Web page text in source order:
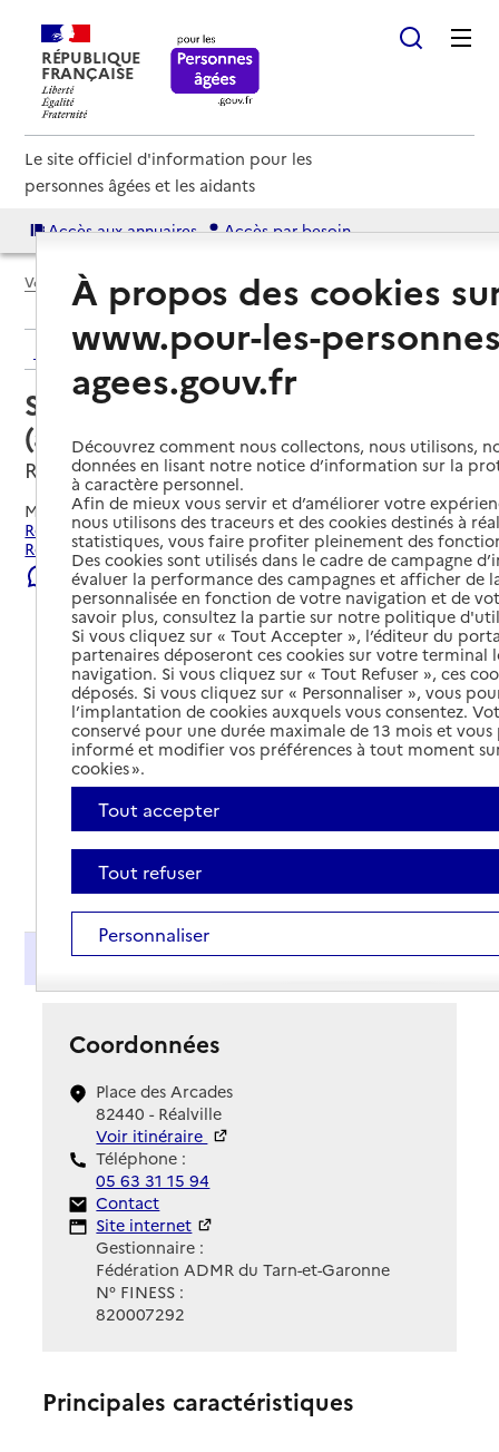
RÉPUBLIQUE
FRANÇAISE
Le site officiel d'information pour les
personnes âgées et les aidants
Accès aux annuaires Accès par besoin
Voir le fil d’Ariane
Retour aux résultats de l'annuaire
Service autonomie à domicile
(aide) – Services ADMR
Réalville, TARN-ET-GARONNE
Mis à jour le04/08/2026
Rechercher les établissements et services autour de
Réalville.
Signaler une erreur
Présentation
Coordonnées
Place des Arcades
82440 - Réalville
Voir itinéraire
Téléphone :
05 63 31 15 94
Contact
Contact
Site Internet
Site internet
Gestionnaire :
Fédération ADMR du Tarn-et-Garonne
N° FINESS :
820007292
Principales caractéristiques
À propos des cookies
www.pour-les-
agees.gouv.fr
Découvrez comment nous collectons, nous utilisons,
données en lisant notre notice d’information sur la
à caractère personnel.
Afin de mieux vous servir et d’améliorer votre
nous utilisons des traceurs et des cookies destinés à
statistiques, vous faire profiter pleinement des
Des cookies sont utilisés dans le cadre de campagne
évaluer la performance des campagnes et afficher de
personnalisée en fonction de votre navigation et de
savoir plus, consultez la partie sur notre politique
Si vous cliquez sur « Tout Accepter », l’éditeur du
partenaires déposeront ces cookies sur votre terminal
navigation. Si vous cliquez sur « Tout Refuser », ces
déposés. Si vous cliquez sur « Personnaliser », vous
l’implantation de cookies auxquels vous consentez.
conservé pour une durée maximale de 13 mois et
informé et modifier vos préférences à tout moment
cookies ».
Tout accepter
Tout refuser
Personnaliser